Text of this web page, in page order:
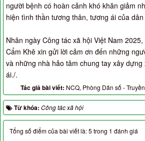
người bệnh có hoàn cảnh khó khăn giảm
hiện tình thần tương thân, tương ái của
Nhân ngày Công tác xã hội Việt Nam
Cẩm Khê xin gửi lời cảm ơn đến những
và những nhà hảo tâm chung tay xây
ái./.
Tác giả bài viết: NCQ, Phòng Dân số -
Từ khóa: Công tác xã hội
Tổng số điểm của bài viết là: 5 trong 1 đánh giá